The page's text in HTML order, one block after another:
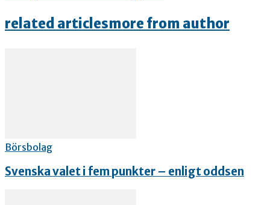
related articlesmore from author
Börsbolag
Svenska valet i fem punkter – enligt oddsen